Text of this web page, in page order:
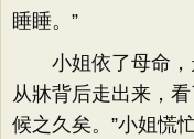
睡睡。”
小姐依了母命，
从牀背后走出来，
候之久矣。”小姐慌